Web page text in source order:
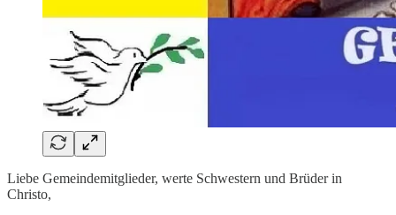
Liebe Gemeindemitglieder, werte Schwestern und Brüder in
Christo,